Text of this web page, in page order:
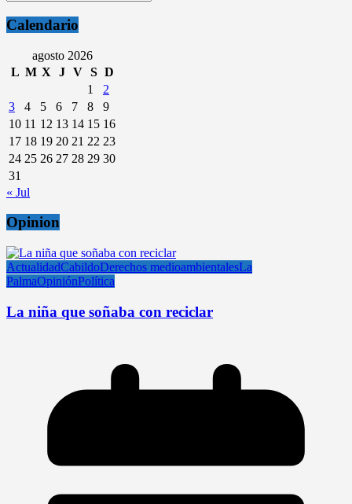
Calendario
agosto 2026
L M X J V S D
1
2
3
4 5 6 7 8
9
10 11 12 13 14 15 16
17 18 19 20 21 22 23
24 25 26 27 28 29 30
31
« Jul
Opinion
ActualidadCabildoDerechos medioambientalesLa
PalmaOpiniónPolítica
La niña que soñaba con reciclar